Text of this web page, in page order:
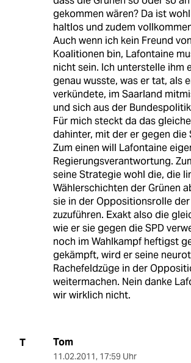
gekommen wären? Da ist
haltlos und zudem
Auch wenn ich kein Freund
Koalitionen bin, Lafontaine
nicht sein. Ich unterstelle ihm
genau wusste, was er tat, als
verkündete, im Saarland
und sich aus der
Für mich steckt da das
dahinter, mit der er gegen die
Zum einen will Lafontaine
Regierungsverantwortung.
seine Strategie wohl die, die
Wählerschichten der Grünen
sie in der Oppositionsrolle der
zuzuführen. Exakt also die
wie er sie gegen die SPD
noch im Wahlkampf heftigst
gekämpft, wird er seine
Rachefeldzüge in der
weitermachen. Nein danke
wir wirklich nicht.
T Tom
11.02.2011, 17:59 Uhr